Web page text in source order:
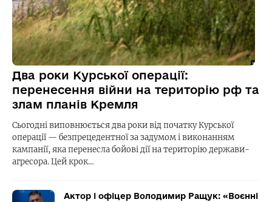
Два роки Курської операції:
перенесення війни на територію рф та
злам планів Кремля
Сьогодні виповнюється два роки від початку Курської
операції — безпрецедентної за задумом і виконанням
кампанії, яка перенесла бойові дії на територію держави-
агресора. Цей крок…
Актор і офіцер Володимир Ращук: «Воєнні